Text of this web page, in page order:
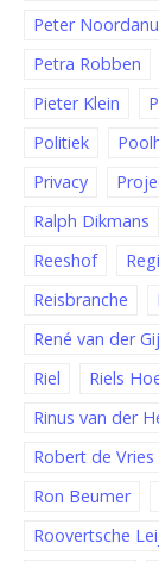
Peter
Petra Robben
Pieter Klein
Politiek
Privacy
Ralph Dikmans
Reeshof
Reisbranche
René van der
Riel
Riels
Rinus van der
Robert de Vries
Ron Beumer
Roovertsche